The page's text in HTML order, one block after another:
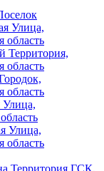
Улица,
область
Территория,
область
область
Улица,
Улица,
область
Территория ГСК,